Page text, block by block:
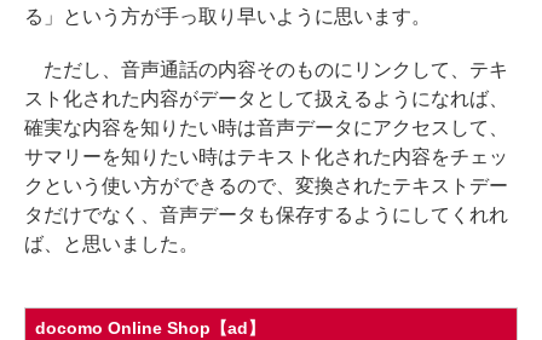
る」という方が手っ取り早いように思います。
ただし、音声通話の内容そのものにリンクして、テキ
スト化された内容がデータとして扱えるようになれば、
確実な内容を知りたい時は音声データにアクセスして、
サマリーを知りたい時はテキスト化された内容をチェッ
クという使い方ができるので、変換されたテキストデー
タだけでなく、音声データも保存するようにしてくれれ
ば、と思いました。
docomo Online Shop【ad】